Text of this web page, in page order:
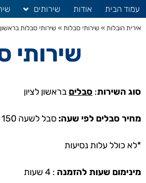
עמוד הבית אודות שירותים
אירית הובלות » שירותי סבלות » שירותי סבלות בראשון
שירותי
סוג השירות: סבלים בראשון לציון
מחיר סבלים לפי שעה: סבל לשעה 150 ש”ח + מע”מ
*לא כולל עלות נסיעות
מינימום שעות להזמנה : 4 שעות